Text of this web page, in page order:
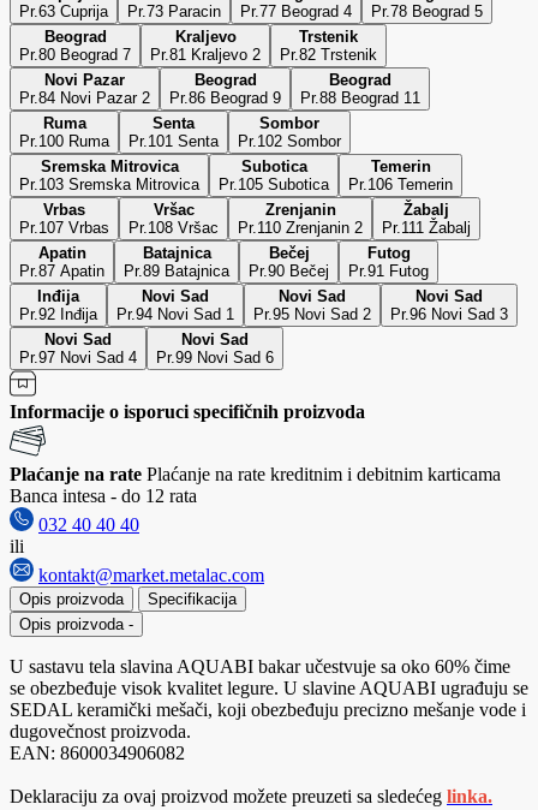
Pr.63 Cuprija
Pr.73 Paracin
Pr.77 Beograd 4
Pr.78 Beograd 5
Beograd
Pr.80 Beograd 7
Kraljevo
Pr.81 Kraljevo 2
Trstenik
Pr.82 Trstenik
Novi Pazar
Pr.84 Novi Pazar 2
Beograd
Pr.86 Beograd 9
Beograd
Pr.88 Beograd 11
Ruma
Pr.100 Ruma
Senta
Pr.101 Senta
Sombor
Pr.102 Sombor
Sremska Mitrovica
Pr.103 Sremska Mitrovica
Subotica
Pr.105 Subotica
Temerin
Pr.106 Temerin
Vrbas
Pr.107 Vrbas
Vršac
Pr.108 Vršac
Zrenjanin
Pr.110 Zrenjanin 2
Žabalj
Pr.111 Žabalj
Apatin
Pr.87 Apatin
Batajnica
Pr.89 Batajnica
Bečej
Pr.90 Bečej
Futog
Pr.91 Futog
Inđija
Pr.92 Inđija
Novi Sad
Pr.94 Novi Sad 1
Novi Sad
Pr.95 Novi Sad 2
Novi Sad
Pr.96 Novi Sad 3
Novi Sad
Pr.97 Novi Sad 4
Novi Sad
Pr.99 Novi Sad 6
Informacije o isporuci specifičnih proizvoda
Plaćanje na rate Plaćanje na rate kreditnim i debitnim karticama
Banca intesa - do 12 rata
032 40 40 40
ili
kontakt@market.metalac.com
Opis proizvoda
Specifikacija
Opis proizvoda -
U sastavu tela slavina AQUABI bakar učestvuje sa oko 60% čime
se obezbeđuje visok kvalitet legure. U slavine AQUABI ugrađuju se
SEDAL keramički mešači, koji obezbeđuju precizno mešanje vode i
dugovečnost proizvoda.
EAN: 8600034906082
Deklaraciju za ovaj proizvod možete preuzeti sa sledećeg linka.